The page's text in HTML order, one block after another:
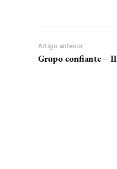
Artigo anterior
Grupo confiante – II